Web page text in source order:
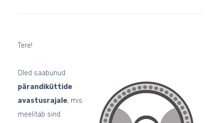
Tere!
Oled saabunud
pärandiküttide
avastusrajale, mis
meelitab sind